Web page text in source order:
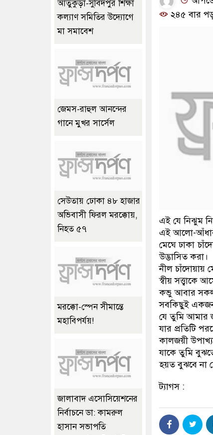
২৪৫ বার
এই যে নিঝুম
এই আলো-
মেঘে ঢাকা
উদ্ভাসিত করা।
নীল চাঁদোয়ায়
স্বীয় সত্ত্বাকে
কভু আবার সকল
সবকিছুই
যে তুমি আমার
যার প্রতিটি
কালজয়ী
যাকে তুমি
হয়ত বুঝবে না
ট্যাগস :
আতুকুড়া-সুবিদপুর শিক্ষা
কল্যাণ সমিতির উদ্যোগে
মা সমাবেশ
জেমস-রাহুল আনন্দের
গানে মুখর সার্সেল
সেউতায় ঢোকা ৪৮ হাজার
অভিবাসী ফিরল মরক্কোয়,
নিহত ৫৭
মরক্কো-স্পেন সীমান্তে
মহাবিপর্যয়!
জালাবাদ এসোসিয়েশনের
নির্বাচনে ডা: কামরুল
হাসান সভাপতি